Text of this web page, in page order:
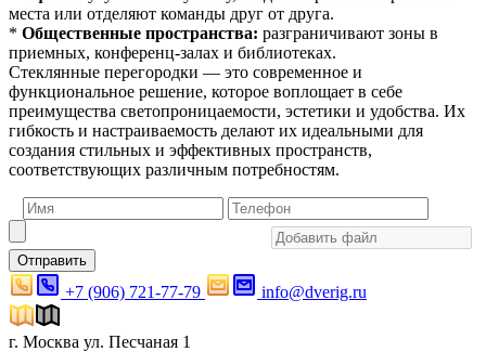
места или отделяют команды друг от друга.
* Общественные пространства: разграничивают зоны в
приемных, конференц-залах и библиотеках.
Стеклянные перегородки — это современное и
функциональное решение, которое воплощает в себе
преимущества светопроницаемости, эстетики и удобства. Их
гибкость и настраиваемость делают их идеальными для
создания стильных и эффективных пространств,
соответствующих различным потребностям.
Отправить
+7 (906) 721-77-79 info@dverig.ru
г. Москва ул. Песчаная 1